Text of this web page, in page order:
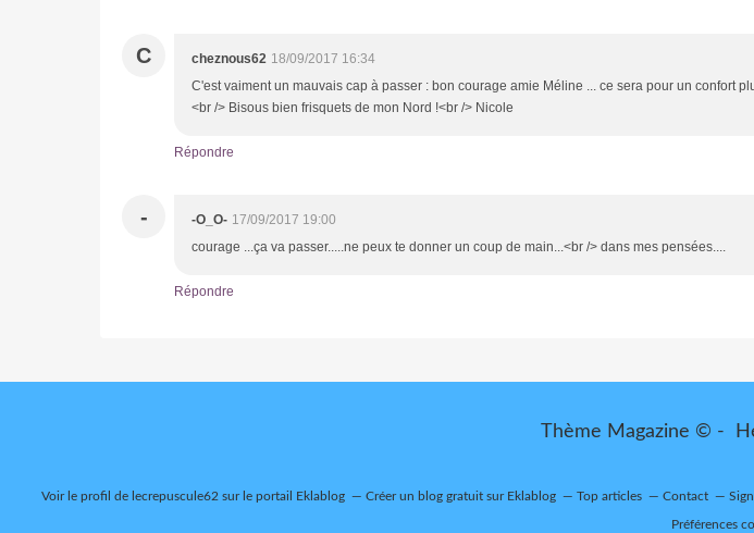
C cheznous62 18/09/2017 16:34
C'est vaiment un mauvais cap à passer : bon courage amie Méline ... ce sera pour un confort
<br /> Bisous bien frisquets de mon Nord !<br /> Nicole
Répondre
- -O_O- 17/09/2017 19:00
courage ...ça va passer.....ne peux te donner un coup de main...<br /> dans mes pensées....
Répondre
Thème Magazine © -
Voir le profil de lecrepuscule62 sur le portail Eklablog Créer un blog gratuit sur Eklablog Top articles Contact
Préférences